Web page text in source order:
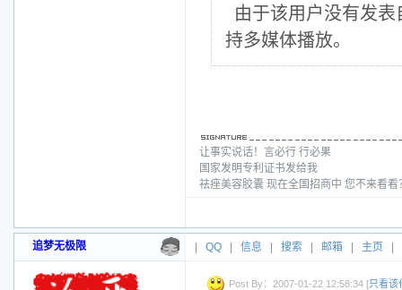
由于该用户没有发
持多媒体播放。
让事实说话！言必行 行必果
国家发明专利证书发给我
祛痤美容胶囊 现在全国招商中 您不来看
追梦无极限 QQ 信息 搜索 邮箱 主页
Post By：2007-01-22 12:58:34 [只看该